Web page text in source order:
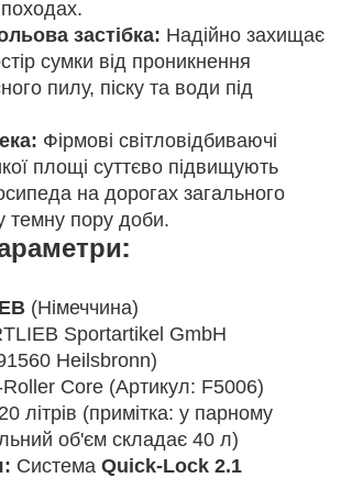
походах.
застібка: Надійно захищає
сумки від проникнення
пилу, піску та води під
Фірмові світловідбиваючі
площі суттєво підвищують
на дорогах загального
темну пору доби.
(Німеччина)
Sportartikel GmbH
Heilsbronn)
Core (Артикул: F5006)
20 літрів (примітка: у парному
об'єм складає 40 л)
Система Quick-Lock 2.1